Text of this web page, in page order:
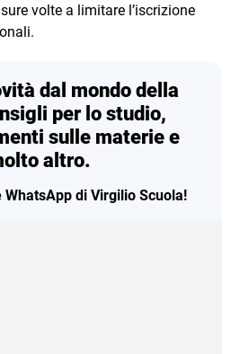
volte a limitare l’iscrizione
dal mondo della
per lo studio,
sulle materie e
altro.
WhatsApp di Virgilio Scuola!